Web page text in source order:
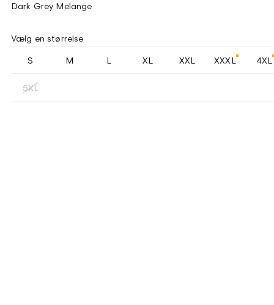
Dark Grey Melange
Vælg en størrelse
S M L XL XXL XXXL 4XL
5XL